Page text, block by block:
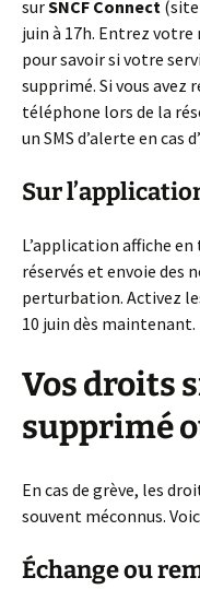
surSNCF Connect
juin à 17h. Entrez
pour savoir si votre
supprimé. Si vous avez
téléphone lors de la
un SMS d’alerte en cas
Sur
L’application affiche
réservés et envoie des
perturbation. Activez
10 juin dès maintenant.
Vos droits
supprimé
En cas de grève, les
souvent méconnus.
Échange ou